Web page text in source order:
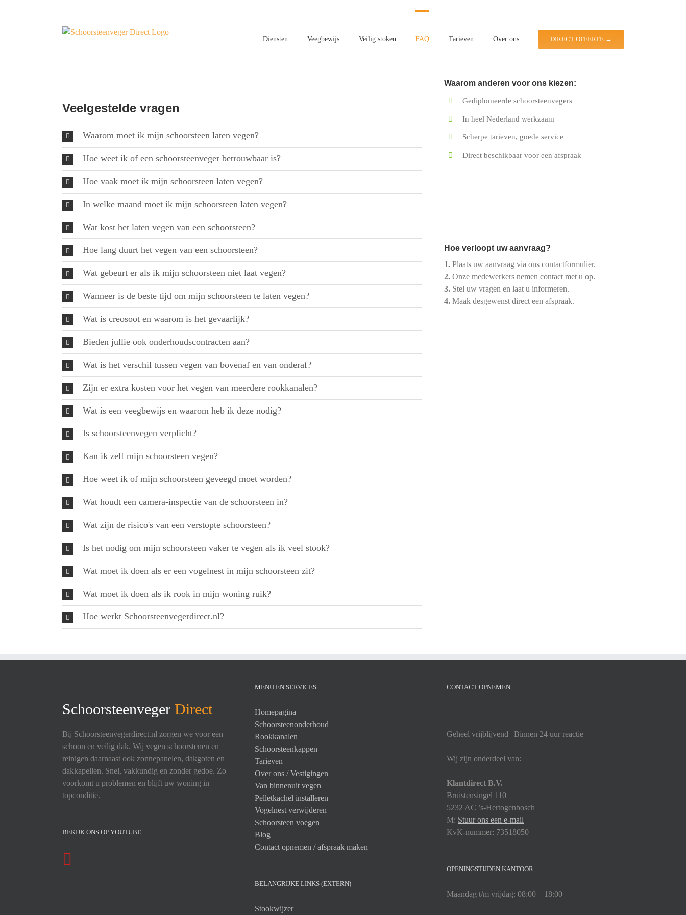
Diensten Veegbewijs Veilig stoken FAQ Tarieven Over ons DIRECT OFFERTE →
Veelgestelde vragen
Waarom moet ik mijn schoorsteen laten vegen?
Hoe weet ik of een schoorsteenveger betrouwbaar is?
Hoe vaak moet ik mijn schoorsteen laten vegen?
In welke maand moet ik mijn schoorsteen laten vegen?
Wat kost het laten vegen van een schoorsteen?
Hoe lang duurt het vegen van een schoorsteen?
Wat gebeurt er als ik mijn schoorsteen niet laat vegen?
Wanneer is de beste tijd om mijn schoorsteen te laten vegen?
Wat is creosoot en waarom is het gevaarlijk?
Bieden jullie ook onderhoudscontracten aan?
Wat is het verschil tussen vegen van bovenaf en van onderaf?
Zijn er extra kosten voor het vegen van meerdere rookkanalen?
Wat is een veegbewijs en waarom heb ik deze nodig?
Is schoorsteenvegen verplicht?
Kan ik zelf mijn schoorsteen vegen?
Hoe weet ik of mijn schoorsteen geveegd moet worden?
Wat houdt een camera-inspectie van de schoorsteen in?
Wat zijn de risico's van een verstopte schoorsteen?
Is het nodig om mijn schoorsteen vaker te vegen als ik veel stook?
Wat moet ik doen als er een vogelnest in mijn schoorsteen zit?
Wat moet ik doen als ik rook in mijn woning ruik?
Hoe werkt Schoorsteenvegerdirect.nl?
Waarom anderen voor ons kiezen:
Gediplomeerde schoorsteenvegers
In heel Nederland werkzaam
Scherpe tarieven, goede service
Direct beschikbaar voor een afspraak
Hoe verloopt uw aanvraag?
1. Plaats uw aanvraag via ons contactformulier.
2. Onze medewerkers nemen contact met u op.
3. Stel uw vragen en laat u informeren.
4. Maak desgewenst direct een afspraak.
Schoorsteenveger Direct
Bij Schoorsteenvegerdirect.nl zorgen we voor een
schoon en veilig dak. Wij vegen schoorstenen en
reinigen daarnaast ook zonnepanelen, dakgoten en
dakkapellen. Snel, vakkundig en zonder gedoe. Zo
voorkomt u problemen en blijft uw woning in
topconditie.
BEKIJK ONS OP YOUTUBE
MENU EN SERVICES
Homepagina
Schoorsteenonderhoud
Rookkanalen
Schoorsteenkappen
Tarieven
Over ons /Vestigingen
Van binnenuit vegen
Pelletkachel installeren
Vogelnest verwijderen
Schoorsteen voegen
Blog
Contact opnemen / afspraak maken
BELANGRIJKE LINKS (EXTERN)
Stookwijzer
CONTACT OPNEMEN
Geheel vrijblijvend | Binnen 24 uur reactie
Wij zijn onderdeel van:
Klantdirect B.V.
Bruistensingel 110
5232 AC ’s-Hertogenbosch
M: Stuur ons een e-mail
KvK-nummer: 73518050
OPENINGSTIJDEN KANTOOR
Maandag t/m vrijdag: 08:00 – 18:00